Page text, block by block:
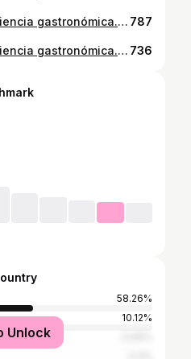
Cocina Xpress tu experiencia gastronómica. Usususss 😏😍 . . . #cocinaxpress #cocinaxpresss #food #foodporn #photo #Venezuela #Colombia #panama #photography #cocina #food #foodporn #yum #yummy #instafood #instagood #TagsForLikes #photooftheday #sweet #dinner #lunch #breakfast #fresh #delish #delicious #eating #eat #hungry #foodpic #foodpics #foodgasm #hot 787
Cocina Xpress tu experiencia gastronómica. Uuuuf 😏 . . . #cocinaxpress #cocinaxpresss #food #foodporn #photo #Venezuela #Colombia #panama #photography #cocina #food #foodporn #yum #yummy #instafood #instagood #TagsForLikes #photooftheday #sweet #dinner #lunch #breakfast #fresh #delish #delicious #eating #eat #hungry #foodpic #foodpics #foodgasm #hot 736
58.26%
10.12%
Unlock